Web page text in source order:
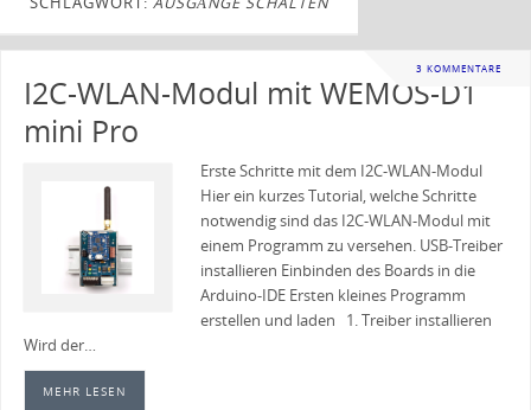
3 KOMMENTARE
I2C-WLAN-Modul mit WEMOS-D1
mini Pro
Erste Schritte mit dem I2C-WLAN-Modul
Hier ein kurzes Tutorial, welche Schritte
notwendig sind das I2C-WLAN-Modul mit
einem Programm zu versehen. USB-Treiber
installieren Einbinden des Boards in die
Arduino-IDE Ersten kleines Programm
erstellen und laden 1. Treiber installieren
Wird der…
MEHR LESEN